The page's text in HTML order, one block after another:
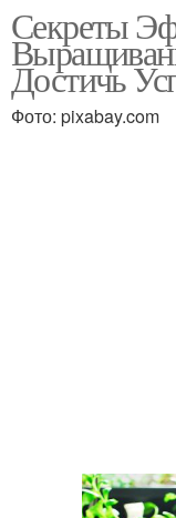
Секреты
Достичь
Фото: pixabay.com